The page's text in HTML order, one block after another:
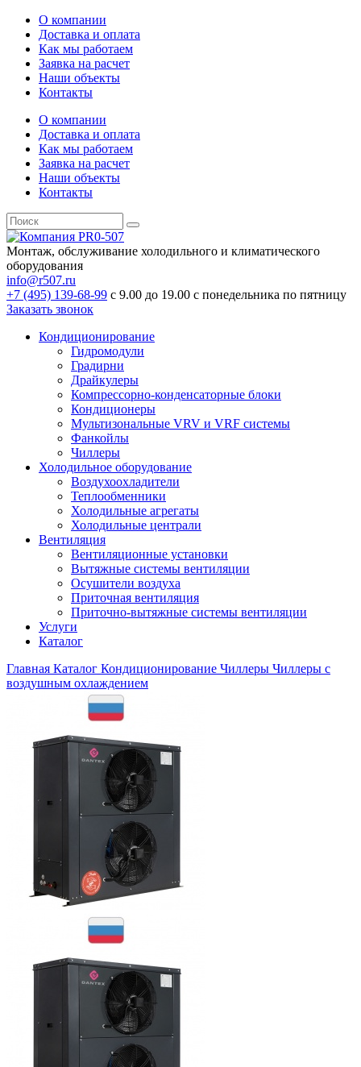
О компании
Доставка и оплата
Как мы работаем
Заявка на расчет
Наши объекты
Контакты
О компании
Доставка и оплата
Как мы работаем
Заявка на расчет
Наши объекты
Контакты
Монтаж, обслуживание холодильного и климатического
оборудования
info@r507.ru
+7 (495) 139-68-99 с 9.00 до 19.00 с понедельника по пятницу
Заказать звонок
Кондиционирование
Гидромодули
Градирни
Драйкулеры
Компрессорно-конденсаторные блоки
Кондиционеры
Мультизональные VRV и VRF системы
Фанкойлы
Чиллеры
Холодильное оборудование
Воздухоохладители
Теплообменники
Холодильные агрегаты
Холодильные централи
Вентиляция
Вентиляционные установки
Вытяжные системы вентиляции
Осушители воздуха
Приточная вентиляция
Приточно-вытяжные системы вентиляции
Услуги
Каталог
Главная Каталог Кондиционирование Чиллеры Чиллеры с
воздушным охлаждением